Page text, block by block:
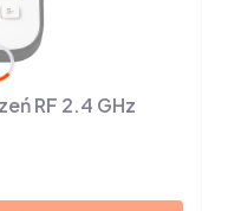
RF 2.4 GHz